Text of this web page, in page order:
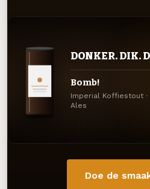
DONKER. DIK.
Bomb!
Imperial Koffiestout ·
Ales
Doe de